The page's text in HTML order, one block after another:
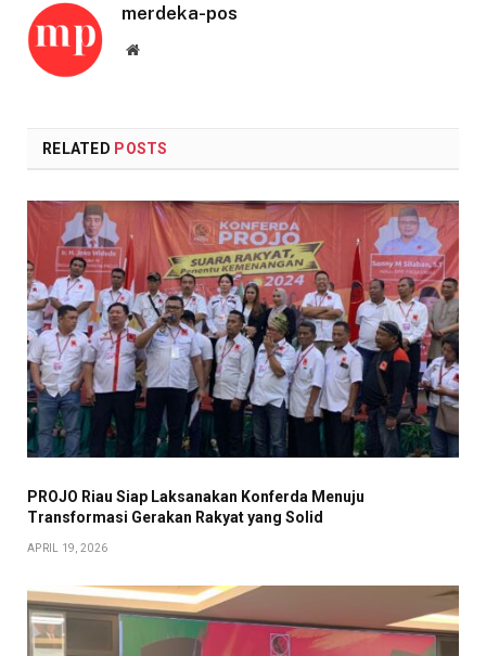
merdeka-pos
Website
RELATED POSTS
PROJO Riau Siap Laksanakan Konferda Menuju
Transformasi Gerakan Rakyat yang Solid
APRIL 19, 2026